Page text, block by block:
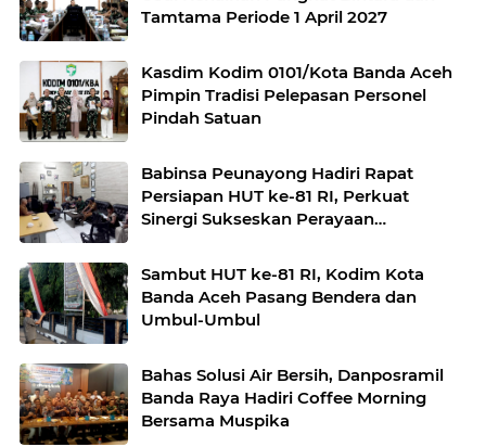
Tamtama Periode 1 April 2027
Kasdim Kodim 0101/Kota Banda Aceh
Pimpin Tradisi Pelepasan Personel
Pindah Satuan
Babinsa Peunayong Hadiri Rapat
Persiapan HUT ke-81 RI, Perkuat
Sinergi Sukseskan Perayaan
Sambut HUT ke-81 RI, Kodim Kota
Banda Aceh Pasang Bendera dan
Umbul-Umbul
Bahas Solusi Air Bersih, Danposramil
Banda Raya Hadiri Coffee Morning
Bersama Muspika